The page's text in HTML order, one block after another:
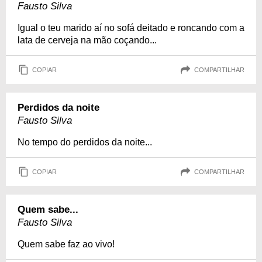
Fausto Silva
Igual o teu marido aí no sofá deitado e roncando com a
lata de cerveja na mão coçando...
COPIAR COMPARTILHAR
Perdidos da noite
Fausto Silva
No tempo do perdidos da noite...
COPIAR COMPARTILHAR
Quem sabe...
Fausto Silva
Quem sabe faz ao vivo!